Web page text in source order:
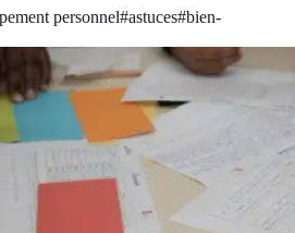
personnel#astuces#bien-